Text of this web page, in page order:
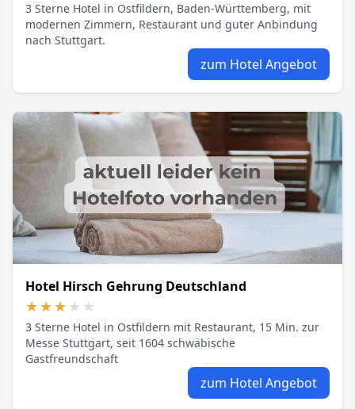
3 Sterne Hotel in Ostfildern, Baden-Württemberg, mit
modernen Zimmern, Restaurant und guter Anbindung
nach Stuttgart.
zum Hotel Angebot
Hotel Hirsch Gehrung Deutschland
★★★★★
★★★★★
3 Sterne Hotel in Ostfildern mit Restaurant, 15 Min. zur
Messe Stuttgart, seit 1604 schwäbische
Gastfreundschaft
zum Hotel Angebot